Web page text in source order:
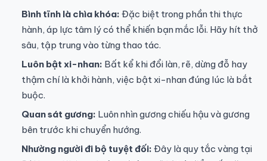
Bình tĩnh là chìa khóa: Đặc biệt trong phần thi thực
hành, áp lực tâm lý có thể khiến bạn mắc lỗi. Hãy hít thở
sâu, tập trung vào từng thao tác.
Luôn bật xi-nhan: Bất kể khi đổi làn, rẽ, dừng đỗ hay
thậm chí là khởi hành, việc bật xi-nhan đúng lúc là bắt
buộc.
Quan sát gương: Luôn nhìn gương chiếu hậu và gương
bên trước khi chuyển hướng.
Nhường người đi bộ tuyệt đối: Đây là quy tắc vàng tại